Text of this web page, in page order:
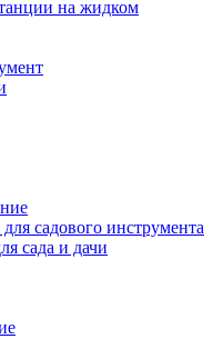
на жидком
садового инструмента
сада и дачи